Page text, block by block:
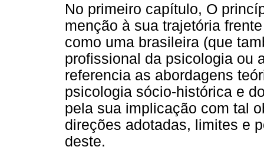
No primeiro capítulo, O
menção à sua trajetória
como uma brasileira (que
profissional da psicologia ou
referencia as abordagens
psicologia sócio-histórica e
pela sua implicação com tal
direções adotadas, limites e
deste.